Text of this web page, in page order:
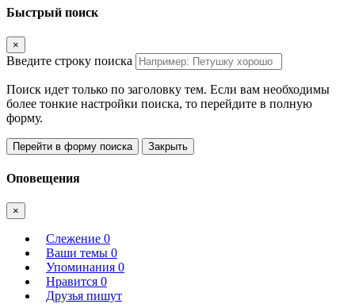
Быстрый поиск
×
Введите строку поиска
Поиск идет только по заголовку тем. Если вам необходимы
более тонкие настройки поиска, то перейдите в полную
форму.
Перейти в форму поиска Закрыть
Оповещения
×
Слежение 0
Ваши темы 0
Упоминания 0
Нравится 0
Друзья пишут